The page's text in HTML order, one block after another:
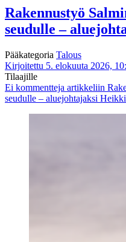
Rakennustyö
seudulle –
Pääkategoria Talous
Kirjoitettu 5. elokuuta 2026,
Tilaajille
Ei kommentteja artikkeliin
seudulle – aluejohtajaksi